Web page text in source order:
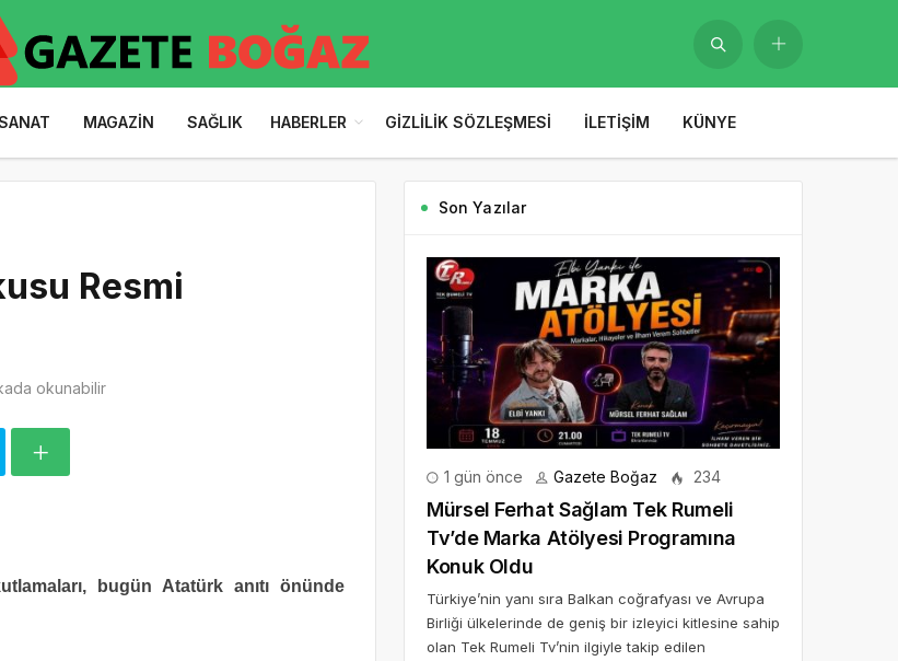
MAGAZIN SAĞLIK HABERLER GIZLILIK SÖZLEŞMESI İLETIŞIM KÜNYE
Resmi
okunabilir
bugün Atatürk anıtı önünde
Son Yazılar
1 gün önce Gazete Boğaz 234
Mürsel Ferhat Sağlam Tek Rumeli
Tv’de Marka Atölyesi Programına
Konuk Oldu
Türkiye’nin yanı sıra Balkan coğrafyası ve Avrupa
Birliği ülkelerinde de geniş bir izleyici kitlesine sahip
olan Tek Rumeli Tv’nin ilgiyle takip edilen